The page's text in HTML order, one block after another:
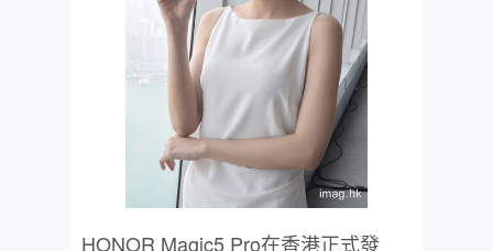
HONOR Magic5 Pro在香港正式發